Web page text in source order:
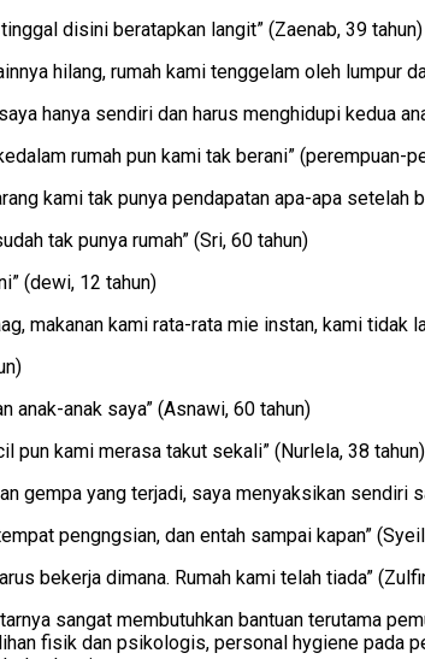
disini beratapkan langit” (Zaenab, 39 tahun)
hilang, rumah kami tenggelam oleh lumpur
hanya sendiri dan harus menghidupi kedua
rumah pun kami tak berani” (perempuan-
kami tak punya pendapatan apa-apa setelah
tak punya rumah” (Sri, 60 tahun)
(dewi, 12 tahun)
makanan kami rata-rata mie instan, kami tidak
anak-anak saya” (Asnawi, 60 tahun)
pun kami merasa takut sekali” (Nurlela, 38
gempa yang terjadi, saya menyaksikan sendiri
pengngsian, dan entah sampai kapan”
bekerja dimana. Rumah kami telah tiada”
sangat membutuhkan bantuan terutama
fisik dan psikologis, personal hygiene pada